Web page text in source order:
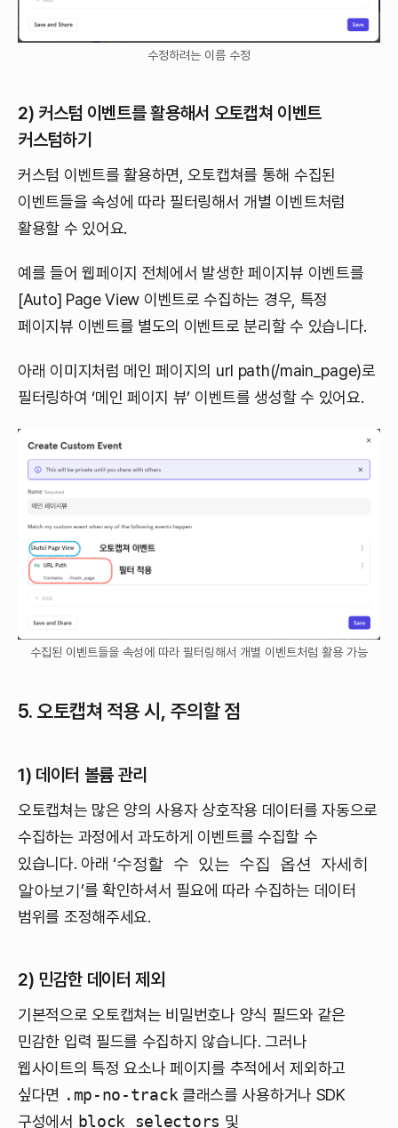
수정하려는 이름 수정
2) 커스텀 이벤트를 활용해서 오토캡쳐 이벤트
커스텀하기
커스텀 이벤트를 활용하면, 오토캡쳐를 통해 수집된
이벤트들을 속성에 따라 필터링해서 개별 이벤트처럼
활용할 수 있어요.
예를 들어 웹페이지 전체에서 발생한 페이지뷰 이벤트를
[Auto] Page View 이벤트로 수집하는 경우, 특정
페이지뷰 이벤트를 별도의 이벤트로 분리할 수 있습니다.
아래 이미지처럼 메인 페이지의 url path(/main_page)로
필터링하여 ‘메인 페이지 뷰’ 이벤트를 생성할 수 있어요.
수집된 이벤트들을 속성에 따라 필터링해서 개별 이벤트처럼 활용 가능
5. 오토캡쳐 적용 시, 주의할 점
1) 데이터 볼륨 관리
오토캡쳐는 많은 양의 사용자 상호작용 데이터를 자동으로
수집하는 과정에서 과도하게 이벤트를 수집할 수
있습니다. 아래 ‘수정할 수 있는 수집 옵션 자세히
알아보기’를 확인하셔서 필요에 따라 수집하는 데이터
범위를 조정해주세요.
2) 민감한 데이터 제외
기본적으로 오토캡쳐는 비밀번호나 양식 필드와 같은
민감한 입력 필드를 수집하지 않습니다. 그러나
웹사이트의 특정 요소나 페이지를 추적에서 제외하고
싶다면 .mp-no-track 클래스를 사용하거나 SDK
구성에서 block_selectors 및